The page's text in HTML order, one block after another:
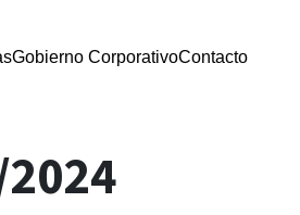
Gobierno CorporativoContacto